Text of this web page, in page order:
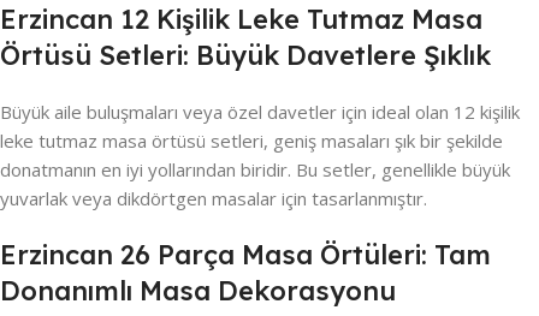
Erzincan 12 Kişilik Leke Tutmaz Masa
Örtüsü Setleri: Büyük Davetlere Şıklık
Büyük aile buluşmaları veya özel davetler için ideal olan 12 kişilik
leke tutmaz masa örtüsü setleri, geniş masaları şık bir şekilde
donatmanın en iyi yollarından biridir. Bu setler, genellikle büyük
yuvarlak veya dikdörtgen masalar için tasarlanmıştır.
Erzincan 26 Parça Masa Örtüleri: Tam
Donanımlı Masa Dekorasyonu